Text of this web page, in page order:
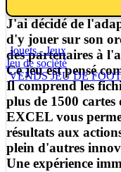
Jouets - Jeux
Jeu de société
VENDS JEU DE
J'ai créé un jeu de
J'ai décidé de
d'y jouer sur son
des partenaires à
Ce jeu est pensé
Il comprend les
plus de 1500
EXCEL vous
résultats aux
plein d'autres
Une expérience